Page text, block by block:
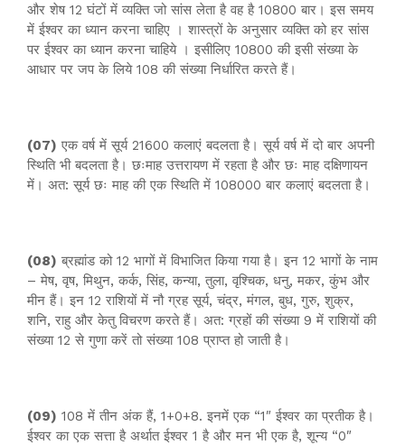
और शेष 12 घंटों में व्यक्ति जो सांस लेता है वह है 10800 बार। इस समय
में ईश्वर का ध्यान करना चाहिए । शास्त्रों के अनुसार व्यक्ति को हर सांस
पर ईश्वर का ध्यान करना चाहिये । इसीलिए 10800 की इसी संख्या के
आधार पर जप के लिये 108 की संख्या निर्धारित करते हैं।
(07) एक वर्ष में सूर्य 21600 कलाएं बदलता है। सूर्य वर्ष में दो बार अपनी
स्थिति भी बदलता है। छःमाह उत्तरायण में रहता है और छः माह दक्षिणायन
में। अत: सूर्य छः माह की एक स्थिति में 108000 बार कलाएं बदलता है।
(08) ब्रह्मांड को 12 भागों में विभाजित किया गया है। इन 12 भागों के नाम
– मेष, वृष, मिथुन, कर्क, सिंह, कन्या, तुला, वृश्चिक, धनु, मकर, कुंभ और
मीन हैं। इन 12 राशियों में नौ ग्रह सूर्य, चंद्र, मंगल, बुध, गुरु, शुक्र,
शनि, राहु और केतु विचरण करते हैं। अत: ग्रहों की संख्या 9 में राशियों की
संख्या 12 से गुणा करें तो संख्या 108 प्राप्त हो जाती है।
(09) 108 में तीन अंक हैं, 1+0+8. इनमें एक “1″ ईश्वर का प्रतीक है।
ईश्वर का एक सत्ता है अर्थात ईश्वर 1 है और मन भी एक है, शून्य “0″